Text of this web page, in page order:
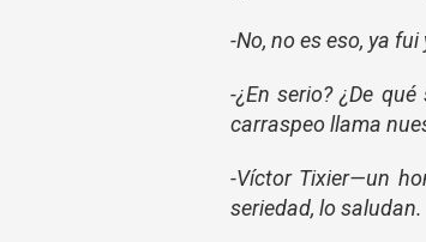
-No, no es eso, ya
-¿En serio? ¿De
carraspeo llama
-Víctor Tixier—un
seriedad, lo saludan.